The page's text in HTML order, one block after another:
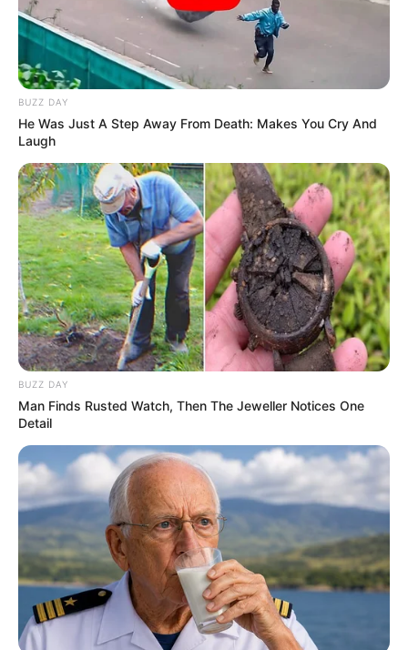
BUZZ DAY
He Was Just A Step Away From Death: Makes You Cry And
Laugh
BUZZ DAY
Man Finds Rusted Watch, Then The Jeweller Notices One
Detail